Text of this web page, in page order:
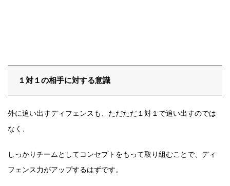
１対１の相手に対する意識
外に追い出すディフェンスも、ただただ１対１で追い出すのでは
なく、
しっかりチームとしてコンセプトをもって取り組むことで、ディ
フェンス力がアップするはずです。